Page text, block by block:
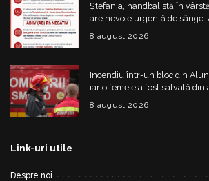
Ștefania, handbalistă în
are nevoie urgentă de
cu grupa AB IV negativ
8 august 2026
Incendiu într-un bloc din
iar o femeie a fost salvată
de flăcări
8 august 2026
Link-uri utile
Despre noi